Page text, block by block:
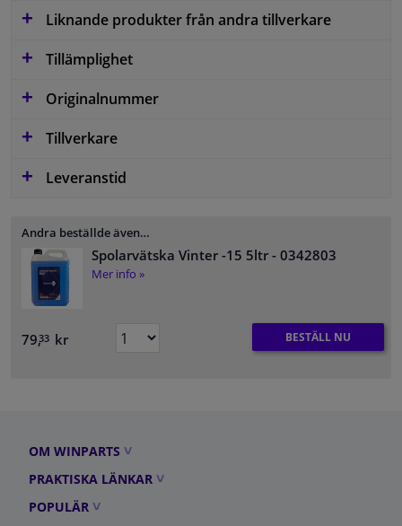
Liknande produkter från andra tillverkare
Tillämplighet
Originalnummer
Tillverkare
Leveranstid
Andra beställde även…
Spolarvätska Vinter -15 5ltr - 0342803
Mer info »
79,33 kr BESTÄLL NU
OM WINPARTS
PRAKTISKA LÄNKAR
POPULÄR